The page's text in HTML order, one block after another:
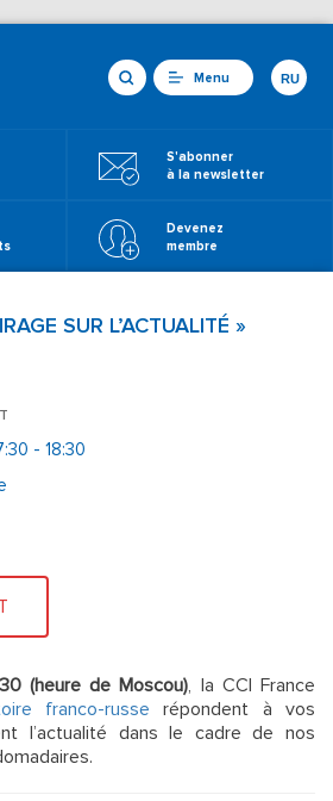
Menu
S'abonner
à la newsletter
Devenez
membre
RU
SUR L’ACTUALITÉ »
- 18:30
(heure de Moscou), la CCI France
franco-russe répondent à vos
l’actualité dans le cadre de nos